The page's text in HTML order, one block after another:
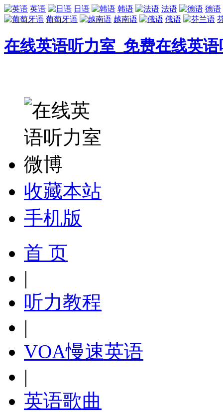
英语 日语 韩语 法语
德语
葡萄牙语
越南语 俄语
在线英语听力室_免费在线英
收藏本站
手机版
首 页
|
听力教程
|
VOA慢速英语
|
英语歌曲